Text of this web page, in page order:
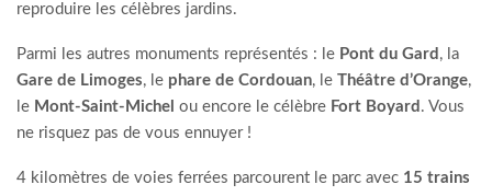
reproduire les célèbres jardins.
Parmi les autres monuments représentés : le Pont du Gard , la
Gare de Limoges, le phare de Cordouan, le Théâtre d’Orange,
le Mont-Saint-Michel ou encore le célèbre Fort Boyard . Vous
ne risquez pas de vous ennuyer !
4 kilomètres de voies ferrées parcourent le parc avec 15 trains